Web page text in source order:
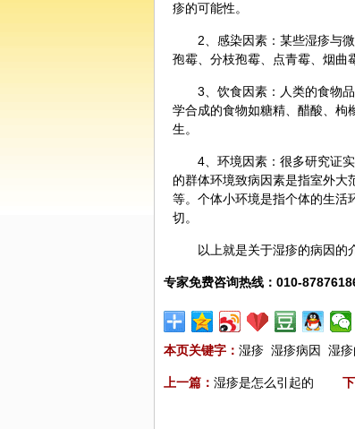
疹的可能性。
2、感染因素：某些湿疹与
孢霉、分枝孢霉、点青霉、烟曲
3、饮食因素：人类的食物
学合成的食物如糖精、醋酸、枸
生。
4、环境因素：很多研究证
的群体环境致病因素是指室外大
等。个体小环境是指个体的生活
切。
以上就是关于湿疹的病因的
专家免费咨询热线：010-
本页关键字： 湿疹 湿疹病因 湿
上一篇： 湿疹是怎么引起的